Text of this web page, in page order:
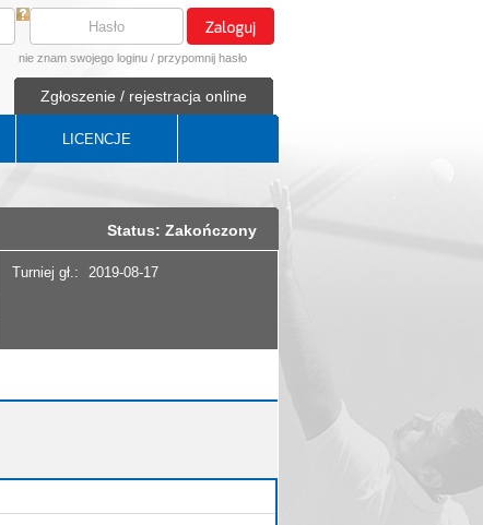
nie znam swojego loginu / przypomnij hasło
Zgłoszenie / rejestracja online
LICENCJE
Status: Zakończony
Turniej gł.: 2019-08-17